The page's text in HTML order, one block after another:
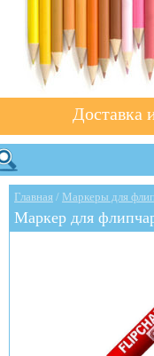
Доставка
Главная / Маркеры для
Маркер для